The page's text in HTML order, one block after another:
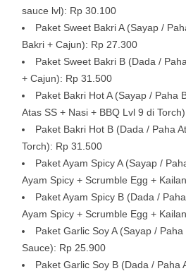
sauce lvl): Rp 30.100
Paket Sweet Bakri A (Sayap /
Bakri + Cajun): Rp 27.300
Paket Sweet Bakri B (Dada /
+ Cajun): Rp 31.500
Paket Bakri Hot A (Sayap / Paha
Atas SS + Nasi + BBQ Lvl 9 di
Paket Bakri Hot B (Dada / Paha
Torch): Rp 31.500
Paket Ayam Spicy A (Sayap /
Ayam Spicy + Scrumble Egg +
Paket Ayam Spicy B (Dada /
Ayam Spicy + Scrumble Egg +
Paket Garlic Soy A (Sayap /
Sauce): Rp 25.900
Paket Garlic Soy B (Dada / Paha